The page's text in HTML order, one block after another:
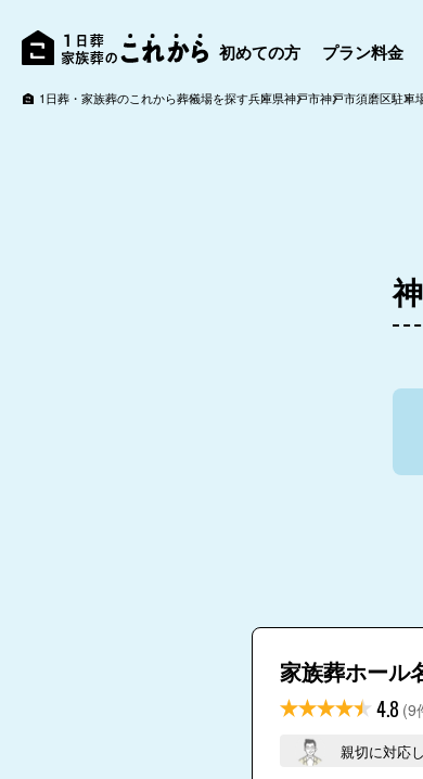
初めての方 プラン料金
1日葬・家族葬のこれから葬儀場を探す兵庫県神戸市神戸市須磨区駐車
家族葬ホール
4.8 (9
親切に対応